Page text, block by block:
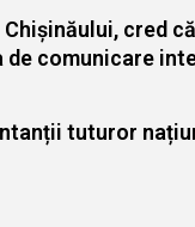
cred
comunicare
tuturor